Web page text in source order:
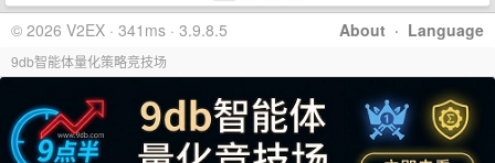
About · Language
© 2026 V2EX · 341ms · 3.9.8.5
9db智能体量化策略竞技场